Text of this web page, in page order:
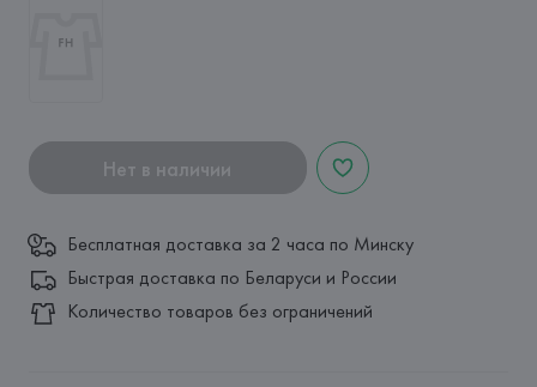
Нет в наличии
Бесплатная доставка за 2 часа по Минску
Быстрая доставка по Беларуси и России
Количество товаров без ограничений